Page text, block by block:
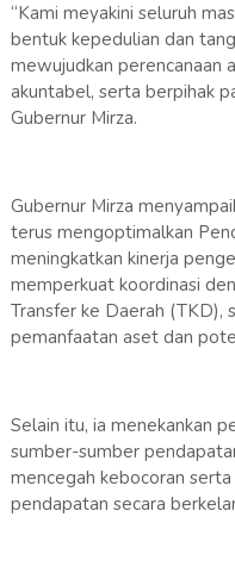
“Kami meyakini seluruh
bentuk kepedulian dan
mewujudkan perencanaan
akuntabel, serta berpihak
Gubernur Mirza.
Gubernur Mirza
terus mengoptimalkan
meningkatkan kinerja
memperkuat koordinasi
Transfer ke Daerah (TKD),
pemanfaatan aset dan
Selain itu, ia menekankan
sumber-sumber
mencegah kebocoran
pendapatan secara